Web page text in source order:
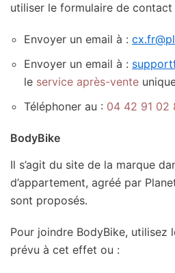
utiliser le formulaire de contact
Envoyer un email à :
Envoyer un email à :
le service après-vente
Téléphoner au : 04 42 91 02
BodyBike
Il s’agit du site de la marque
d’appartement, agréé par
sont proposés.
Pour joindre BodyBike, utilisez
prévu à cet effet ou :